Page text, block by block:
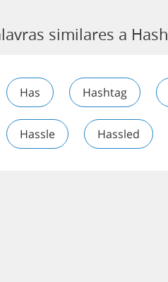
similares a Hash
Has Hashtag
Hassle Hassled